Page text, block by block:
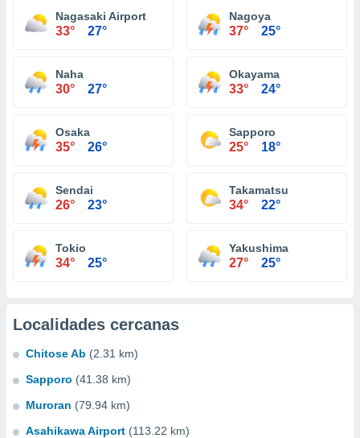
Nagasaki Airport
33° 27°
Nagoya
37° 25°
Naha
30° 27°
Okayama
33° 24°
Osaka
35° 26°
Sapporo
25° 18°
Sendai
26° 23°
Takamatsu
34° 22°
Tokio
34° 25°
Yakushima
27° 25°
Localidades cercanas
Chitose Ab (2.31 km)
Sapporo (41.38 km)
Muroran (79.94 km)
Asahikawa Airport (113.22 km)